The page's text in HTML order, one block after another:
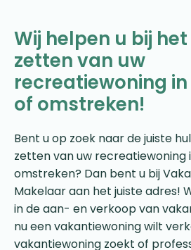
Wij helpen u bij
zetten van uw
recreatiewoning
of omstreken!
Bent u op zoek naar de juiste
zetten van uw recreatiewoning
omstreken? Dan bent u bij
Makelaar aan het juiste adres!
in de aan- en verkoop van
nu een vakantiewoning wilt
vakantiewoning zoekt of